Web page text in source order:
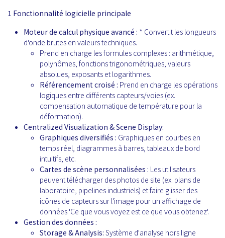
1 Fonctionnalité logicielle principale
Moteur de calcul physique avancé : * Convertit les longueurs
d'onde brutes en valeurs techniques.
Prend en charge les formules complexes : arithmétique,
polynômes, fonctions trigonométriques, valeurs
absolues, exposants et logarithmes.
Référencement croisé : Prend en charge les opérations
logiques entre différents capteurs/voies (ex.
compensation automatique de température pour la
déformation).
Centralized Visualization & Scene Display:
Graphiques diversifiés : Graphiques en courbes en
temps réel, diagrammes à barres, tableaux de bord
intuitifs, etc.
Cartes de scène personnalisées : Les utilisateurs
peuvent télécharger des photos de site (ex. plans de
laboratoire, pipelines industriels) et faire glisser des
icônes de capteurs sur l'image pour un affichage de
données 'Ce que vous voyez est ce que vous obtenez'.
Gestion des données :
Storage & Analysis: Système d'analyse hors ligne